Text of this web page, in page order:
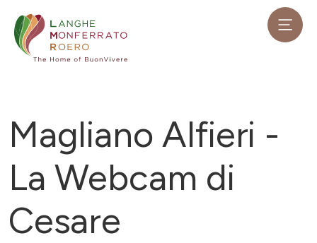
Magliano Alfieri -
La Webcam di
Cesare